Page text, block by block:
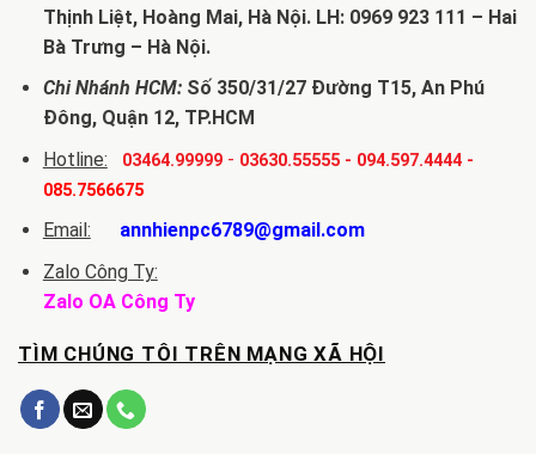
Thịnh Liệt, Hoàng Mai, Hà Nội. LH: 0969 923 111 – Hai
Bà Trưng – Hà Nội.
Chi Nhánh HCM:Số 350/31/27 Đường T15, An Phú
Đông, Quận 12, TP.HCM
Hotline:
03464.99999- 03630.55555- 094.597.4444-
085.7566675
Email:
annhienpc6789@gmail.com
Zalo Công Ty:
Zalo OA Công Ty
TÌM CHÚNG TÔI TRÊN MẠNG XÃ HỘI